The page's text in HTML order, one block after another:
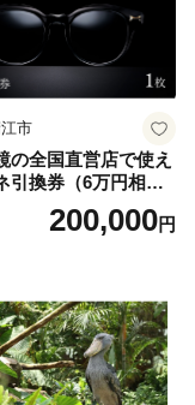
市
の全国直営店で使え
引換券（6万円相
200,000円